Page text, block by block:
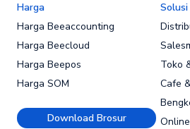
Harga
Harga Beeaccounting
Harga Beecloud
Harga Beepos
Harga SOM
Download Brosur
Toko
Cafe